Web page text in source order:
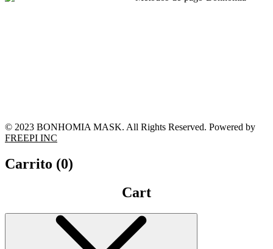
© 2023 BONHOMIA MASK. All Rights Reserved. Powered by
FREEPI INC
Carrito (0)
Cart